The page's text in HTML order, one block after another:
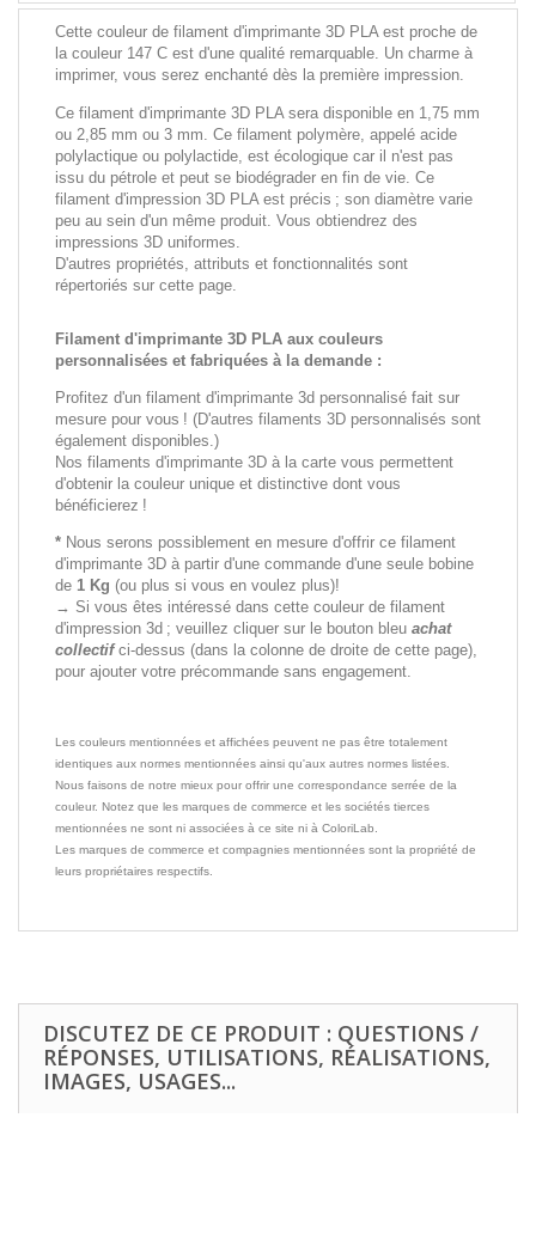
Cette couleur de filament d'imprimante 3D PLA est proche de
la couleur 147 C est d'une qualité remarquable. Un charme à
imprimer, vous serez enchanté dès la première impression.
Ce filament d'imprimante 3D PLA sera disponible en 1,75 mm
ou 2,85 mm ou 3 mm. Ce filament polymère, appelé acide
polylactique ou polylactide, est écologique car il n'est pas
issu du pétrole et peut se biodégrader en fin de vie. Ce
filament d'impression 3D PLA est précis ; son diamètre varie
peu au sein d'un même produit. Vous obtiendrez des
impressions 3D uniformes.
D'autres propriétés, attributs et fonctionnalités sont
répertoriés sur cette page.
Filament d'imprimante 3D PLA aux couleurs
personnalisées et fabriquées à la demande :
Profitez d'un filament d'imprimante 3d personnalisé fait sur
mesure pour vous ! (D'autres filaments 3D personnalisés sont
également disponibles.)
Nos filaments d'imprimante 3D à la carte vous permettent
d'obtenir la couleur unique et distinctive dont vous
bénéficierez !
* Nous serons possiblement en mesure d'offrir ce filament
d'imprimante 3D à partir d'une commande d'une seule bobine
de 1 Kg (ou plus si vous en voulez plus)!
→ Si vous êtes intéressé dans cette couleur de filament
d'impression 3d ; veuillez cliquer sur le bouton bleu achat
collectifci-dessus (dans la colonne de droite de cette page),
pour ajouter votre précommande sans engagement.
Les couleurs mentionnées et affichées peuvent ne pas être totalement
identiques aux normes mentionnées ainsi qu'aux autres normes listées.
Nous faisons de notre mieux pour offrir une correspondance serrée de la
couleur. Notez que les marques de commerce et les sociétés tierces
mentionnées ne sont ni associées à ce site ni à ColoriLab.
Les marques de commerce et compagnies mentionnées sont la propriété de
leurs propriétaires respectifs.
DISCUTEZ DE CE PRODUIT : QUESTIONS /
RÉPONSES, UTILISATIONS, RÉALISATIONS,
IMAGES, USAGES...